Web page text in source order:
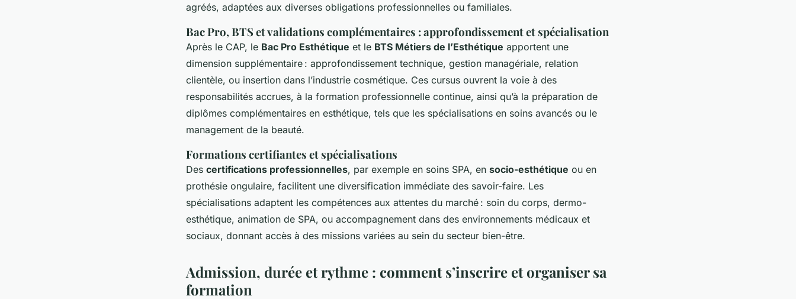
agréés, adaptées aux diverses obligations professionnelles ou familiales.
Bac Pro, BTS et validations complémentaires : approfondissement et spécialisation
Après le CAP, le Bac Pro Esthétique et le BTS Métiers de l’Esthétique apportent une
dimension supplémentaire : approfondissement technique, gestion managériale, relation
clientèle, ou insertion dans l’industrie cosmétique. Ces cursus ouvrent la voie à des
responsabilités accrues, à la formation professionnelle continue, ainsi qu’à la préparation de
diplômes complémentaires en esthétique, tels que les spécialisations en soins avancés ou le
management de la beauté.
Formations certifiantes et spécialisations
Des certifications professionnelles, par exemple en soins SPA, en socio-esthétique ou en
prothésie ongulaire, facilitent une diversification immédiate des savoir-faire. Les
spécialisations adaptent les compétences aux attentes du marché : soin du corps, dermo-
esthétique, animation de SPA, ou accompagnement dans des environnements médicaux et
sociaux, donnant accès à des missions variées au sein du secteur bien-être.
Admission, durée et rythme : comment s’inscrire et organiser sa
formation